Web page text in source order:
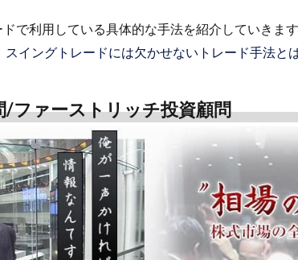
で利用している具体的な手法を紹介していきます
スイングトレードには欠かせないトレード手法と
/ファーストリッチ投資顧問